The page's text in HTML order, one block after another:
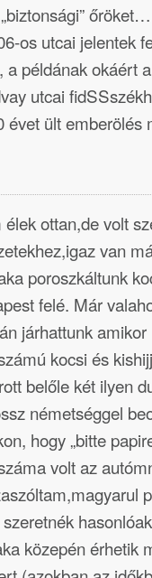
os utcai jelentek
a példának okáért
utcai
évet ült emberölés
élek ottan,de volt
van
poroszkáltunk
felé. Már
járhattunk
kocsi és
belőle két ilyen
németséggel
hogy „bitte
volt az
közepén érhetik